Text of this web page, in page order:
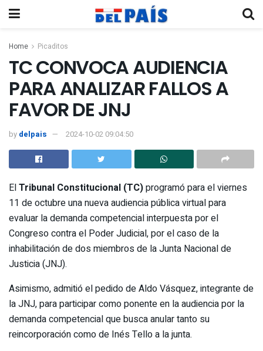
Home Picaditos
TC CONVOCA AUDIENCIA
PARA ANALIZAR FALLOS A
FAVOR DE JNJ
by delpais 2024-10-02 09:04:50
ElTribunal Constitucional (TC)programó para el viernes
11 de octubre una nueva audiencia pública virtual para
evaluar la demanda competencial interpuesta por el
Congreso contra el Poder Judicial, por el caso de la
inhabilitación de dos miembros de la Junta Nacional de
Justicia (JNJ).
Asimismo, admitió el pedido de Aldo Vásquez, integrante de
la JNJ, para participar como ponente en la audiencia por la
demanda competencial que busca anular tanto su
reincorporación como de Inés Tello a la junta.